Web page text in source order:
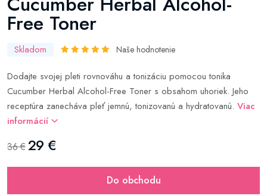
Free Toner
Skladom Naše hodnotenie
Dodajte svojej pleti rovnováhu a tonizáciu pomocou tonika
Cucumber Herbal Alcohol-Free Toner s obsahom uhoriek. Jeho
receptúra zanecháva pleť jemnú, tonizovanú a hydratovanú. Viac
informácií
36 €29 €
Do obchodu